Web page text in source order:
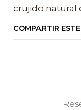
crujido natural
COMPARTIR